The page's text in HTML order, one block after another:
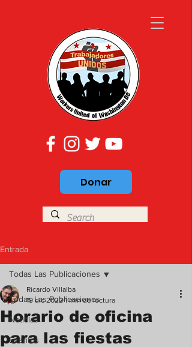
Donar
Entrada
Todas Las Publicaciones
Noticias
Eventos
Todas Las Publicaciones
Horario de oficina
para las fiestas
Ricardo Villalba
19 dic 2022 1 min de lectura